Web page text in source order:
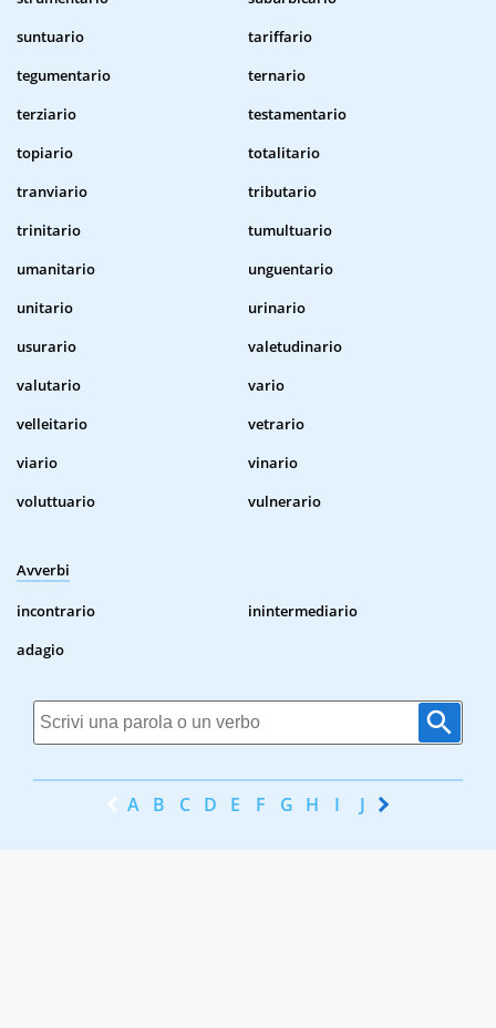
suntuario
tariffario
tegumentario
ternario
terziario
testamentario
topiario
totalitario
tranviario
tributario
trinitario
tumultuario
umanitario
unguentario
unitario
urinario
usurario
valetudinario
valutario
vario
velleitario
vetrario
viario
vinario
voluttuario
vulnerario
Avverbi
incontrario
inintermediario
adagio
A B C D E F G H I J K